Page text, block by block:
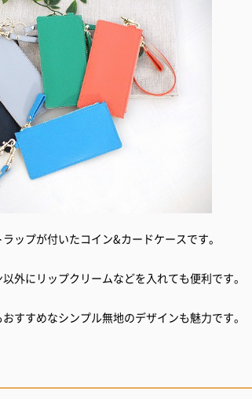
ップが付いたコイン&カードケースです。
外にリップクリームなどを入れても便利です。
すすめなシンプル無地のデザインも魅力です。